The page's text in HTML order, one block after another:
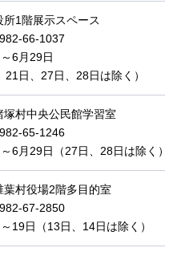
所1階展示スペース
66-1037
6月29日
21日、27日、28日は除く）
塚村中央公民館学習室
65-1246
6月29日（27日、28日は除く）
葉村役場2階多目的室
67-2850
19日（13日、14日は除く）